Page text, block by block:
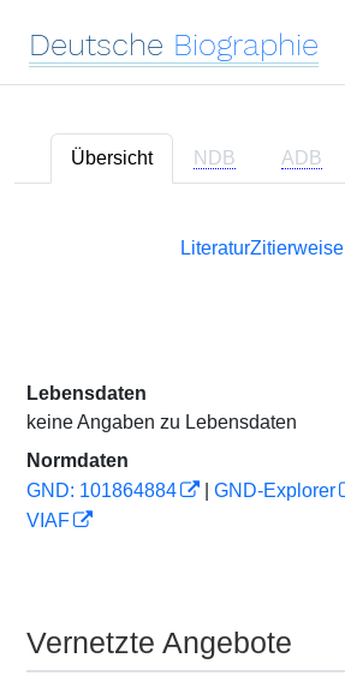
Deutsche Biographie
Übersicht NDB ADB
LiteraturZitierweise
Lebensdaten
keine Angaben zu Lebensdaten
Normdaten
GND: 101864884
GND-Explorer
VIAF
Vernetzte Angebote